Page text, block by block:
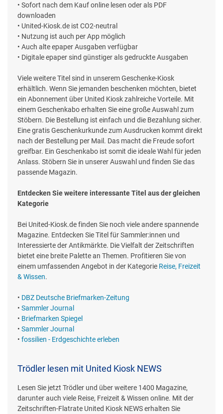
• Sofort nach dem Kauf online lesen oder als PDF
downloaden
• United-Kiosk.de ist CO2-neutral
• Nutzung ist auch per App möglich
• Auch alte epaper Ausgaben verfügbar
• Digitale epaper sind günstiger als gedruckte Ausgaben
Viele weitere Titel sind in unserem Geschenke-Kiosk
erhältlich. Wenn Sie jemanden beschenken möchten, bietet
ein Abonnement über United Kiosk zahlreiche Vorteile. Mit
einem Geschenkabo erhalten Sie eine große Auswahl zum
Stöbern. Die Bestellung ist einfach und die Bezahlung sicher.
Eine gratis Geschenkurkunde zum Ausdrucken kommt direkt
nach der Bestellung per Mail. Das macht die Freude sofort
greifbar. Ein Geschenkabo ist somit die ideale Wahl für jeden
Anlass. Stöbern Sie in unserer Auswahl und finden Sie das
passende Magazin.
Entdecken Sie weitere interessante Titel aus der gleichen
Kategorie
Bei United-Kiosk.de finden Sie noch viele andere spannende
Magazine. Entdecken Sie Titel für Sammler:innen und
Interessierte der Antikmärkte. Die Vielfalt der Zeitschriften
bietet eine breite Palette an Themen. Profitieren Sie von
einem umfassenden Angebot in der Kategorie Reise, Freizeit
& Wissen.
• DBZ Deutsche Briefmarken-Zeitung
• Sammler Journal
• Briefmarken Spiegel
• Sammler Journal
• fossilien - Erdgeschichte erleben
Trödler lesen mit United Kiosk NEWS
Lesen Sie jetzt Trödler und über weitere 1400 Magazine,
darunter auch viele Reise, Freizeit & Wissen online. Mit der
Zeitschriften-Flatrate United Kiosk NEWS erhalten Sie